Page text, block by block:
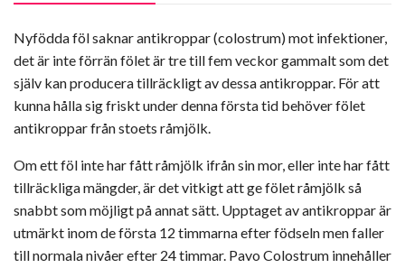
Nyfödda föl saknar antikroppar (colostrum) mot infektioner,
det är inte förrän fölet är tre till fem veckor gammalt som det
själv kan producera tillräckligt av dessa antikroppar. För att
kunna hålla sig friskt under denna första tid behöver fölet
antikroppar från stoets råmjölk.
Om ett föl inte har fått råmjölk ifrån sin mor, eller inte har fått
tillräckliga mängder, är det vitkigt att ge fölet råmjölk så
snabbt som möjligt på annat sätt. Upptaget av antikroppar är
utmärkt inom de första 12 timmarna efter födseln men faller
till normala nivåer efter 24 timmar. Pavo Colostrum innehåller